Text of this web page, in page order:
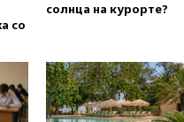
07:52
07:00
Лесной пожар в 30
километрах от Ванкувера
привел к эвакуации жителей
со
солнца на курорте?